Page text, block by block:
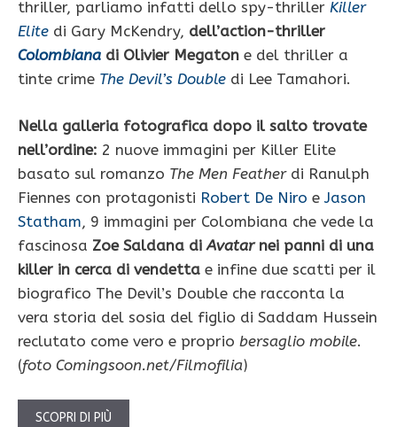
thriller, parliamo infatti dello spy-thriller Killer
Elite di Gary McKendry, dell’action-thriller
Colombiana di Olivier Megaton e del thriller a
tinte crime The Devil’s Double di Lee Tamahori.
Nella galleria fotografica dopo il salto trovate
nell’ordine: 2 nuove immagini per Killer Elite
basato sul romanzo The Men Feather di Ranulph
Fiennes con protagonisti Robert De Niro e Jason
Statham, 9 immagini per Colombiana che vede la
fascinosa Zoe Saldana diAvatarnei panni di una
killer in cerca di vendetta e infine due scatti per il
biografico The Devil’s Double che racconta la
vera storia del sosia del figlio di Saddam Hussein
reclutato come vero e proprio bersaglio mobile.
(foto Comingsoon.net/Filmofilia)
SCOPRI DI PIÙ